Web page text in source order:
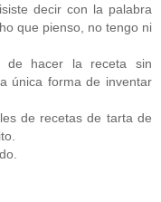
decir con la palabra
que pienso, no tengo ni
hacer la receta sin
única forma de inventar
de recetas de tarta de